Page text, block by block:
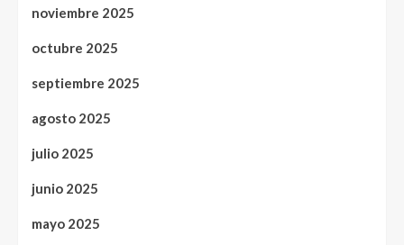
noviembre 2025
octubre 2025
septiembre 2025
agosto 2025
julio 2025
junio 2025
mayo 2025